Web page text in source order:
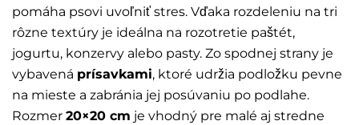
pomáha psovi uvoľniť stres. Vďaka rozdeleniu na tri
rôzne textúry je ideálna na rozotretie paštét,
jogurtu, konzervy alebo pasty. Zo spodnej strany je
vybavená prísavkami, ktoré udržia podložku pevne
na mieste a zabránia jej posúvaniu po podlahe.
Rozmer 20×20 cm je vhodný pre malé aj stredne